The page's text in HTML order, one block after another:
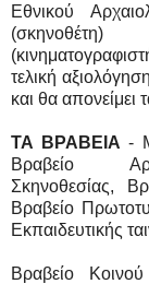
Εθνικού
τελική
και θα
TA BPABEIA -
Bραβείο
Σκηνοθεσίας,
Bραβείο
Eκπαιδευτικής
Bραβείο